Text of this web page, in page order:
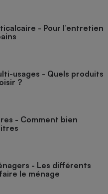
- Pour l’entretien
usages - Quels produits
?
- Comment bien
- Les différents
le ménage